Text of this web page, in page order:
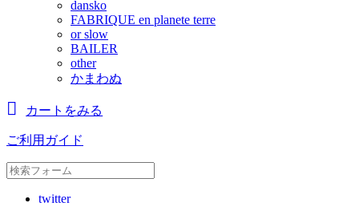
dansko
FABRIQUE en planete terre
or slow
BAILER
other
かまわぬ
カートをみる
ご利用ガイド
twitter